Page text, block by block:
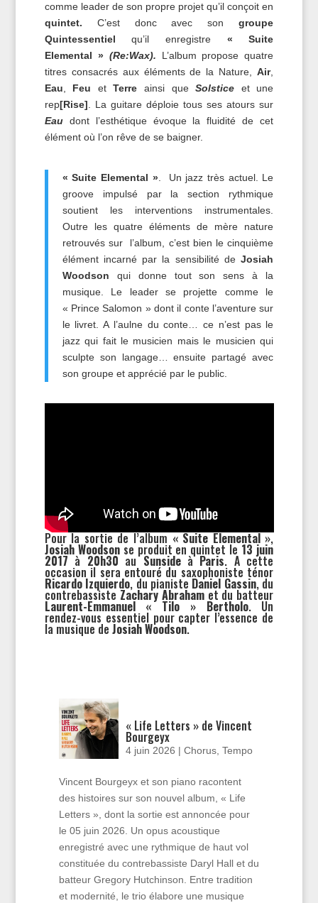
comme leader de son propre projet qu’il conçoit en
quintet. C’est donc avec songroupe
Quintessentiel qu’il enregistre « Suite
Elemental »(Re:Wax). L’album propose quatre
titres consacrés aux éléments de la Nature,Air,
Eau
Feu etTerre ainsi queSolstice et une
rep[Rise] . La guitare déploie tous ses atours sur
Eaudont l’esthétique évoque la fluidité de cet
élément où l’on rêve de se baigner.
« Suite Elemental ». Un jazz très actuel. Le
groove impulsé par la section rythmique
soutient les interventions instrumentales.
Outre les quatre éléments de mère nature
retrouvés sur l’album, c’est bien le cinquième
élément incarné par la sensibilité deJosiah
Woodson qui donne tout son sens à la
musique. Le leader se projette comme le
« Prince Salomon » dont il conte l’aventure sur
le livret. A l’aulne du conte… ce n’est pas le
jazz qui fait le musicien mais le musicien qui
sculpte son langage… ensuite partagé avec
son groupe et apprécié par le public.
Pour la sortie de l’album « Suite Elemental »,
Josiah Woodsonse produit en quintet le 13 juin
2017 à 20h30 au Sunsideà Paris. A cette
occasion il sera entouré du saxophoniste ténor
Ricardo Izquierdo, du pianiste Daniel Gassin, du
contrebassiste Zachary Abrahamet du batteur
Laurent-Emmanuel « Tilo » Bertholo. Un
rendez-vous essentiel pour capter l’essence de
la musique de Josiah Woodson.
« Life Letters » de Vincent
Bourgeyx
4 juin 2026 |Chorus,Tempo
Vincent Bourgeyx et son piano racontent
des histoires sur son nouvel album, « Life
Letters », dont la sortie est annoncée pour
le 05 juin 2026. Un opus acoustique
enregistré avec une rythmique de haut vol
constituée du contrebassiste Daryl Hall et du
batteur Gregory Hutchinson. Entre tradition
et modernité, le trio élabore une musique